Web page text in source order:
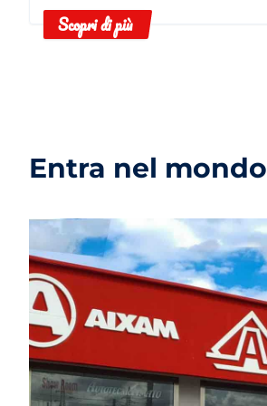
Scopri di più
Entra nel mondo